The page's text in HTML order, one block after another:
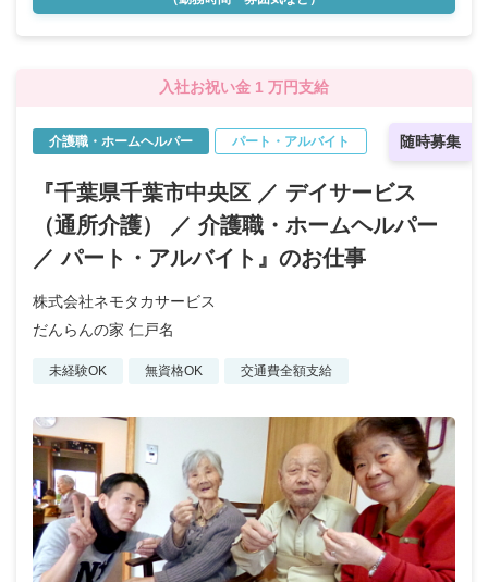
入社お祝い金 1 万円支給
随時募集
介護職・ホームヘルパー パート・アルバイト
『千葉県千葉市中央区 ／ デイサービス
（通所介護） ／ 介護職・ホームヘルパー
／ パート・アルバイト』のお仕事
株式会社ネモタカサービス
だんらんの家 仁戸名
未経験OK 無資格OK 交通費全額支給